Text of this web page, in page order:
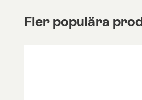
Fler populära